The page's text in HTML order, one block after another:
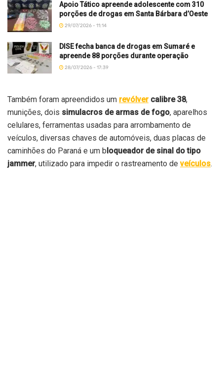
Apoio Tático apreende adolescente com 310
porções de drogas em Santa Bárbara d’Oeste
29/07/2026 - 11:14
DISE fecha banca de drogas em Sumaré e
apreende 88 porções durante operação
28/07/2026 - 17:39
Também foram apreendidos um revólvercalibre 38,
munições, dois simulacros de armas de fogo, aparelhos
celulares, ferramentas usadas para arrombamento de
veículos, diversas chaves de automóveis, duas placas de
caminhões do Paraná e um bloqueador de sinal do tipo
jammer, utilizado para impedir o rastreamento de veículos.